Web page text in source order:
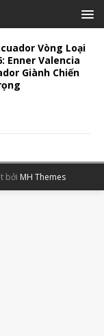
Vòng Loại
Enner Valencia
Giành Chiến
bởi MH Themes